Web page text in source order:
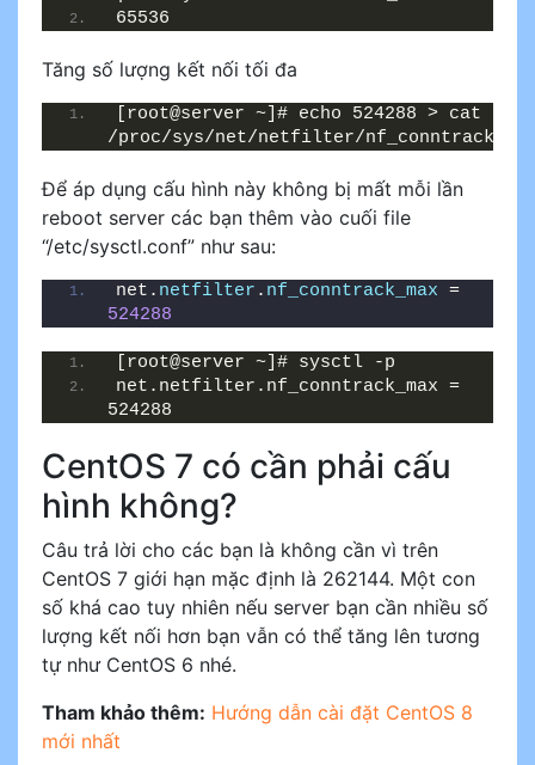
65536
Tăng số lượng kết nối tối đa
[root@server ~]# echo 524288 > cat
/proc/sys/net/netfilter/
Để áp dụng cấu hình này không bị mất mỗi lần
reboot server các bạn thêm vào cuối file
“/etc/sysctl.conf” như sau:
net. netfilter . nf_conntrack_max
524288
[root@server ~]# sysctl -p
net.netfilter.nf_conntrack_max =
524288
CentOS 7 có cần phải cấu
hình không?
Câu trả lời cho các bạn là không cần vì trên
CentOS 7 giới hạn mặc định là 262144. Một con
số khá cao tuy nhiên nếu server bạn cần nhiều số
lượng kết nối hơn bạn vẫn có thể tăng lên tương
tự như CentOS 6 nhé.
Tham khảo thêm: Hướng dẫn cài đặt CentOS 8
mới nhất